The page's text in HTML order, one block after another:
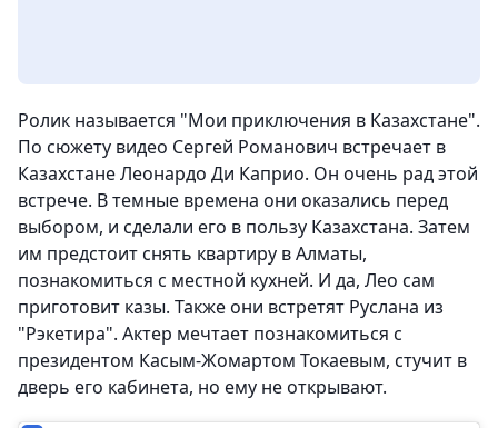
Ролик называется "Мои приключения в Казахстане".
По сюжету видео Сергей Романович встречает в
Казахстане Леонардо Ди Каприо. Он очень рад этой
встрече. В темные времена они оказались перед
выбором, и сделали его в пользу Казахстана. Затем
им предстоит снять квартиру в Алматы,
познакомиться с местной кухней. И да, Лео сам
приготовит казы. Также они встретят Руслана из
"Рэкетира". Актер мечтает познакомиться с
президентом Касым-Жомартом Токаевым, стучит в
дверь его кабинета, но ему не открывают.